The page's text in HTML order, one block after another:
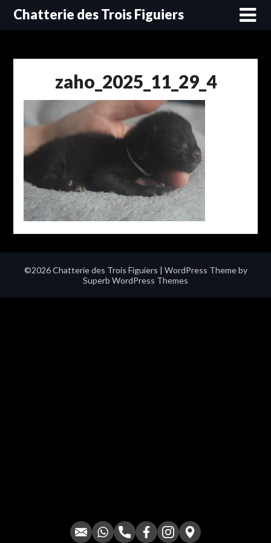
SkipChatterie des Trois Figuiers
zaho_2025_11_29_4
©2026 Chatterie des Trois Figuiers | WordPress Theme by
Superb WordPress Themes